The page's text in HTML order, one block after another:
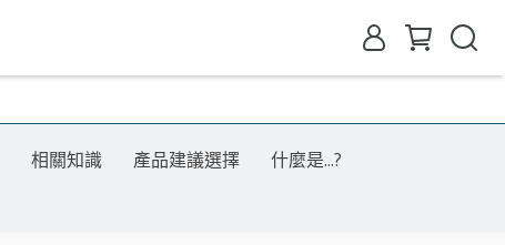
相關知識 產品建議選擇
什麼是...?